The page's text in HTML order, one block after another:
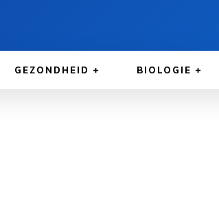
GEZONDHEID BIOLOGIE